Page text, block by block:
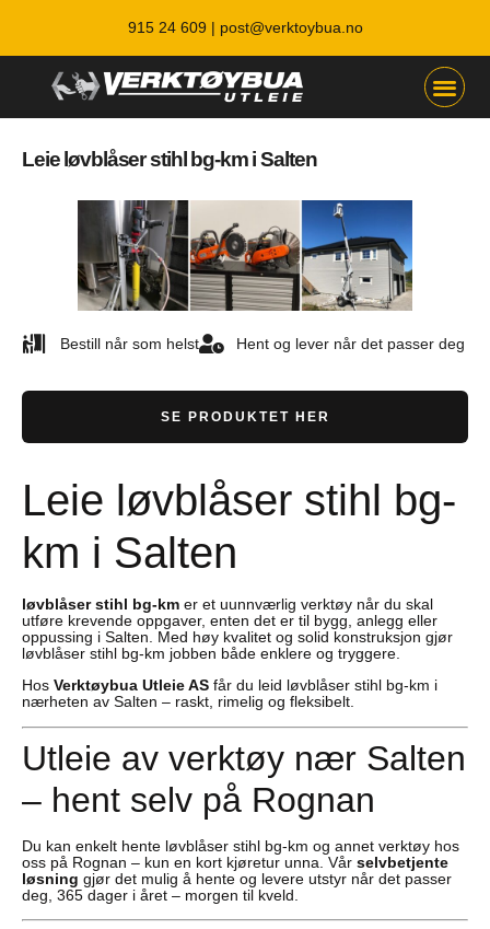
915 24 609 | post@verktoybua.no
Leie løvblåser stihl bg-km i Salten
Bestill når som helst Hent og lever når det passer deg
SE PRODUKTET HER
Leie løvblåser stihl bg-
km i Salten
løvblåser stihl bg-km er et uunnværlig verktøy når du skal
utføre krevende oppgaver, enten det er til bygg, anlegg eller
oppussing i Salten. Med høy kvalitet og solid konstruksjon gjør
løvblåser stihl bg-km jobben både enklere og tryggere.
Hos Verktøybua Utleie AS får du leid løvblåser stihl bg-km i
nærheten av Salten – raskt, rimelig og fleksibelt.
Utleie av verktøy nær Salten
– hent selv på Rognan
Du kan enkelt hente løvblåser stihl bg-km og annet verktøy hos
oss på Rognan – kun en kort kjøretur unna. Vår selvbetjente
løsning gjør det mulig å hente og levere utstyr når det passer
deg, 365 dager i året – morgen til kveld.